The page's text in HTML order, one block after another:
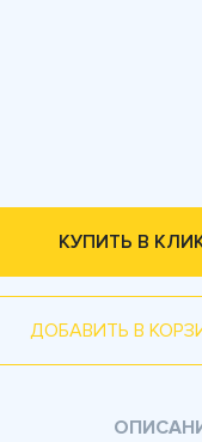
КУПИТЬ В
ДОБАВИТЬ В